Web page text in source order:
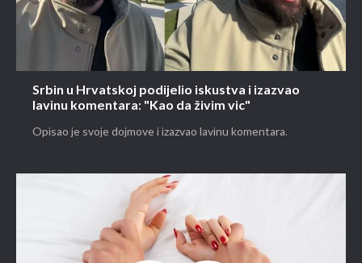
Srbin u Hrvatskoj podijelio iskustva i izazvao
lavinu komentara: "Kao da živim vic"
Opisao je svoje dojmove i izazvao lavinu komentara.